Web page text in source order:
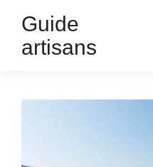
Guide
artisans